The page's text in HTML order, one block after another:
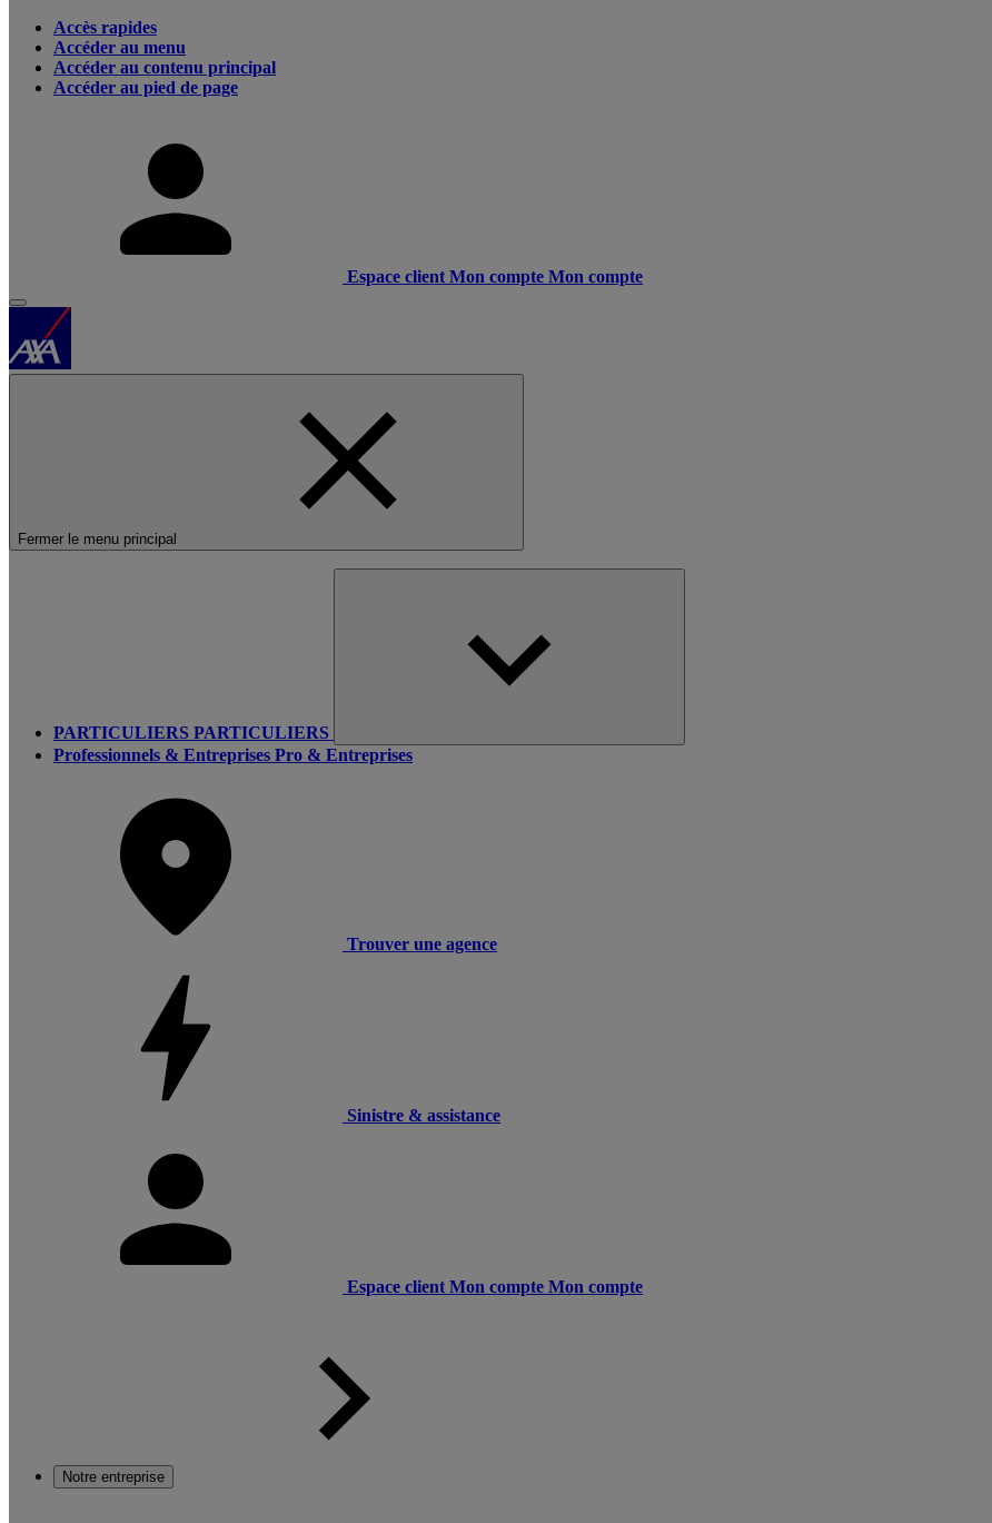
Accès rapides
Accéder au menu
Accéder au contenu principal
Accéder au pied de page
Espace client Mon compte Mon compte
Fermer le menu principal
PARTICULIERS PARTICULIERS
Professionnels & Entreprises Pro & Entreprises
Trouver une agence
Sinistre & assistance
Espace client Mon compte Mon compte
Notre entreprise